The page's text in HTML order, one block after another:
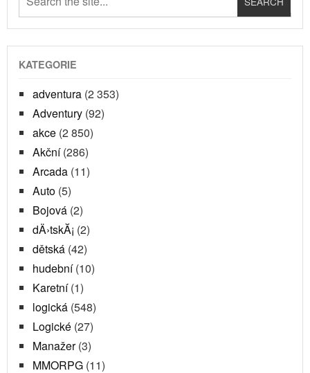
KATEGORIE
adventura (2 353)
Adventury (92)
akce (2 850)
Akční(286)
Arcada (11)
Auto (5)
Bojová (2)
dÄ›tskĂ¡ (2)
dětská (42)
hudební(10)
Karetní(1)
logická (548)
Logické (27)
Manažer(3)
MMORPG (11)